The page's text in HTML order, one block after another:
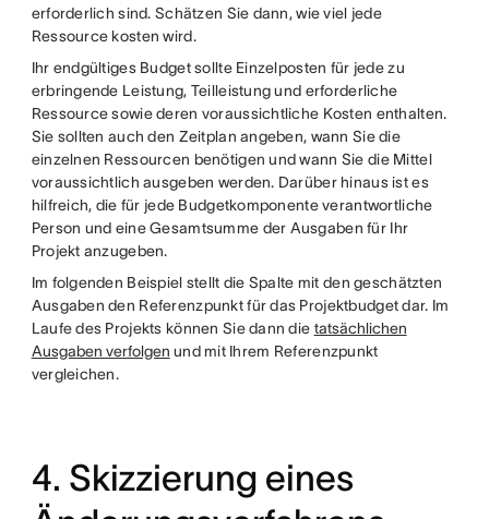
erforderlich sind. Schätzen Sie dann, wie viel jede
Ressource kosten wird.
Ihr endgültiges Budget sollte Einzelposten für jede zu
erbringende Leistung, Teilleistung und erforderliche
Ressource sowie deren voraussichtliche Kosten enthalten.
Sie sollten auch den Zeitplan angeben, wann Sie die
einzelnen Ressourcen benötigen und wann Sie die Mittel
voraussichtlich ausgeben werden. Darüber hinaus ist es
hilfreich, die für jede Budgetkomponente verantwortliche
Person und eine Gesamtsumme der Ausgaben für Ihr
Projekt anzugeben.
Im folgenden Beispiel stellt die Spalte mit den geschätzten
Ausgaben den Referenzpunkt für das Projektbudget dar. Im
Laufe des Projekts können Sie dann die tatsächlichen
Ausgaben verfolgen und mit Ihrem Referenzpunkt
vergleichen.
4. Skizzierung eines